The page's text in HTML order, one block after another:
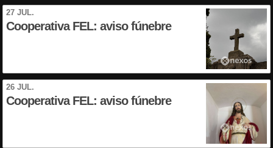
27 JUL.
Cooperativa FEL: aviso fúnebre
26 JUL.
Cooperativa FEL: aviso fúnebre